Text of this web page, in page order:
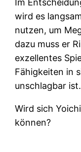
Im
wird es
nutzen, um
dazu muss er
exzellentes
Fähigkeiten in
unschlagbar ist.
Wird sich
können?